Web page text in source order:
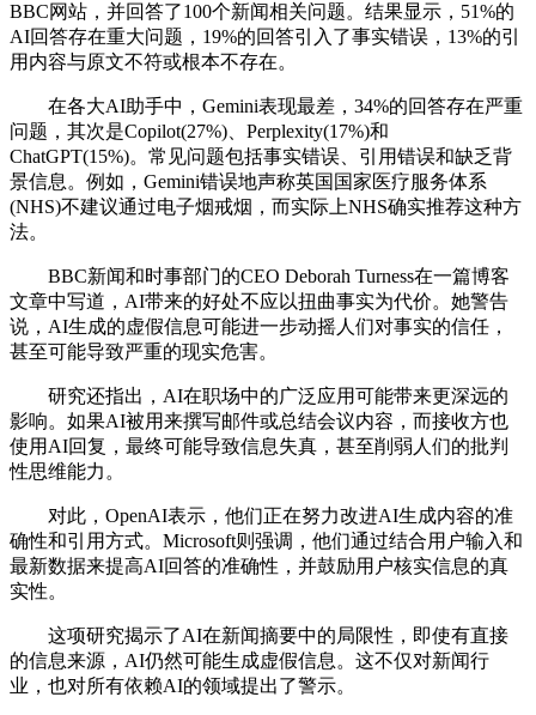
BBC网站，并回答了100个新闻相关问题。结果显示，51%的
AI回答存在重大问题，19%的回答引入了事实错误，13%的引
用内容与原文不符或根本不存在。
在各大AI助手中，Gemini表现最差，34%的回答存在严重
问题，其次是Copilot(27%)、Perplexity(17%)和
ChatGPT(15%)。常见问题包括事实错误、引用错误和缺乏背
景信息。例如，Gemini错误地声称英国国家医疗服务体系
(NHS)不建议通过电子烟戒烟，而实际上NHS确实推荐这种方
法。
BBC新闻和时事部门的CEO Deborah Turness在一篇博客
文章中写道，AI带来的好处不应以扭曲事实为代价。她警告
说，AI生成的虚假信息可能进一步动摇人们对事实的信任，
甚至可能导致严重的现实危害。
研究还指出，AI在职场中的广泛应用可能带来更深远的
影响。如果AI被用来撰写邮件或总结会议内容，而接收方也
使用AI回复，最终可能导致信息失真，甚至削弱人们的批判
性思维能力。
对此，OpenAI表示，他们正在努力改进AI生成内容的准
确性和引用方式。Microsoft则强调，他们通过结合用户输入和
最新数据来提高AI回答的准确性，并鼓励用户核实信息的真
实性。
这项研究揭示了AI在新闻摘要中的局限性，即使有直接
的信息来源，AI仍然可能生成虚假信息。这不仅对新闻行
业，也对所有依赖AI的领域提出了警示。